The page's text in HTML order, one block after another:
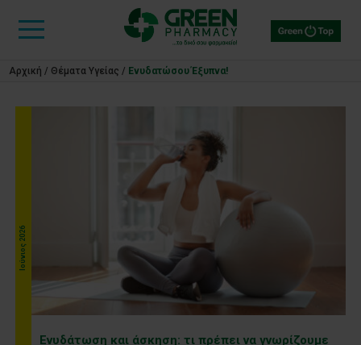
Αρχική / Θέματα Υγείας / Ενυδατώσου Έξυπνα!
Ιούνιος 2026
Ενυδάτωση και άσκηση: τι πρέπει να γνωρίζουμε